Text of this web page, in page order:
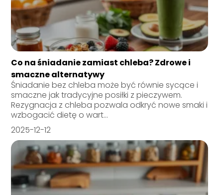
Co na śniadanie zamiast chleba? Zdrowe i
smaczne alternatywy
Śniadanie bez chleba może być równie sycące i
smaczne jak tradycyjne posiłki z pieczywem.
Rezygnacja z chleba pozwala odkryć nowe smaki i
wzbogacić dietę o wart...
2025-12-12